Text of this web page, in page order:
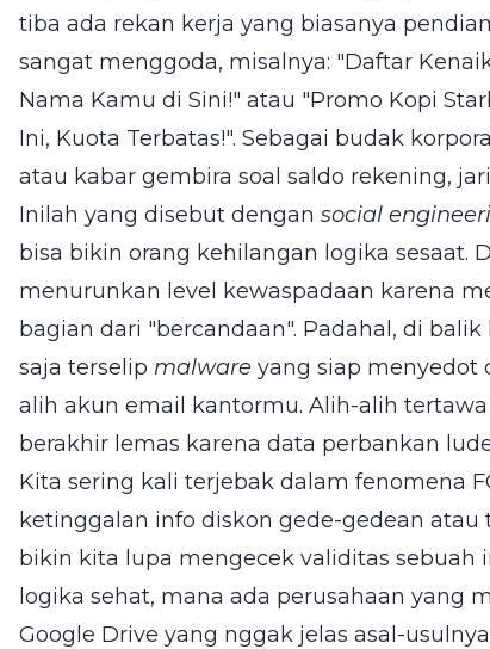
tiba ada rekan kerja yang biasanya
sangat menggoda, misalnya: "Daftar
Nama Kamu di Sini!" atau "Promo Kopi
Ini, Kuota Terbatas!". Sebagai budak
atau kabar gembira soal saldo rekening,
Inilah yang disebut dengan social
bisa bikin orang kehilangan logika sesaat.
menurunkan level kewaspadaan karena
bagian dari "bercandaan". Padahal, di
saja terselip malware yang siap menyedot
alih akun email kantormu. Alih-alih
berakhir lemas karena data perbankan
Kita sering kali terjebak dalam fenomena
ketinggalan info diskon gede-gedean
bikin kita lupa mengecek validitas sebuah
logika sehat, mana ada perusahaan
Google Drive yang nggak jelas asal-